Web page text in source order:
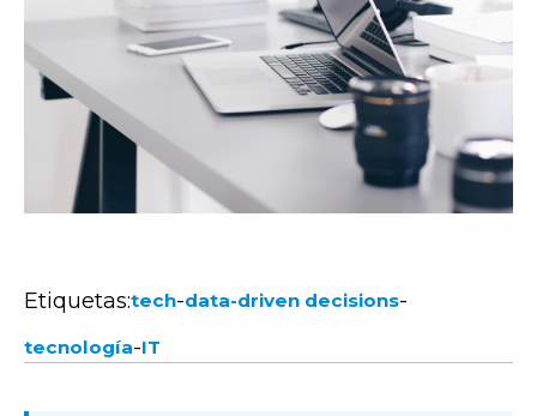
Etiquetas:tech-data-driven decisions-
tecnología-IT